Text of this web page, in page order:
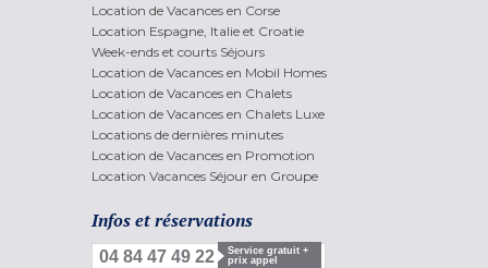
Location de Vacances en Corse
Location Espagne, Italie et Croatie
Week-ends et courts Séjours
Location de Vacances en Mobil Homes
Location de Vacances en Chalets
Location de Vacances en Chalets Luxe
Locations de dernières minutes
Location de Vacances en Promotion
Location Vacances Séjour en Groupe
Infos et réservations
04 84 47 49 22
Service gratuit +
prix appel